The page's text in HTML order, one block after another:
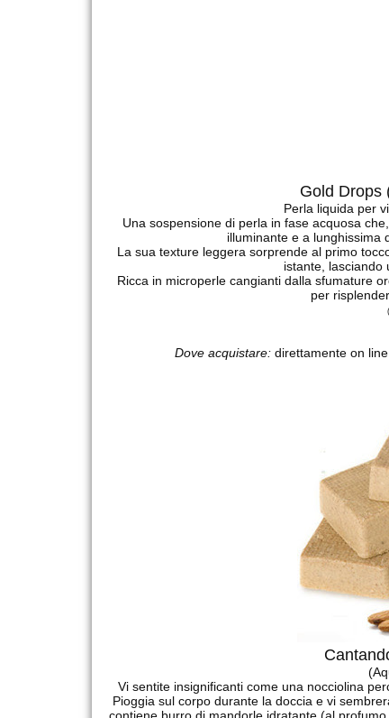
Gold Drops
Perla liquida per
Una sospensione di perla in fase acquosa
illuminante e a lunghissima
La sua texture leggera sorprende al primo
istante, lasciando
Ricca in microperle cangianti dalla sfumature
per
Dove acquistare:direttamente on
Vi sentite insignificanti come una nocciolina
Pioggia sul corpo durante la doccia e vi
contiene burro di mandorle idratante (al